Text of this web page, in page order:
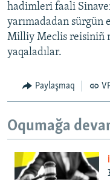
hadimleri faali
yarımadadan sürgün
Milliy Meclis reisiniñ
yaqaladılar.
Paylaşmaq
Oqumağa